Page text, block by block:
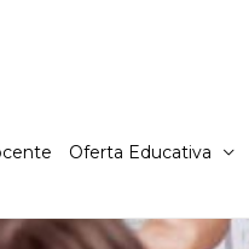
Oferta Educativa